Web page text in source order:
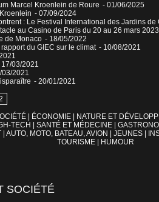
Marcel Kroenlein de Roure - 01/06/2025
- 07/09/2024
: Le Festival International des Jardins
au Casino de Paris du 20 au 26 mars 2023
de Monaco - 18/05/2022
du GIEC sur le climat - 10/08/2021
17/03/2021
03/2021
- 20/01/2021
ÉCONOMIE NATURE ET
TECH SANTÉ ET MÉDECINE
AUTO, MOTO, BATEAU, AVION JEUNES
TOURISME
HUMOUR
SOCIÉTÉ